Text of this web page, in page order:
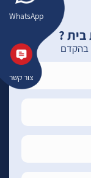
WhatsApp
צור קשר
?
בהקדם